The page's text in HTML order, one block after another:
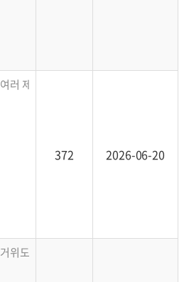
여러 제초용 동물의 번식과 새끼 보호에 대
372 2026-06-20
거위도 훌륭한 제초용 동물이라고 합니다.